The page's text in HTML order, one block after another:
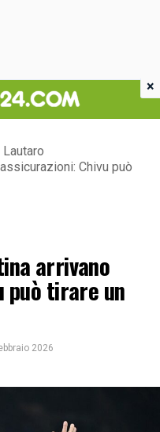
Chivu può
arrivano
può tirare un
2026
×